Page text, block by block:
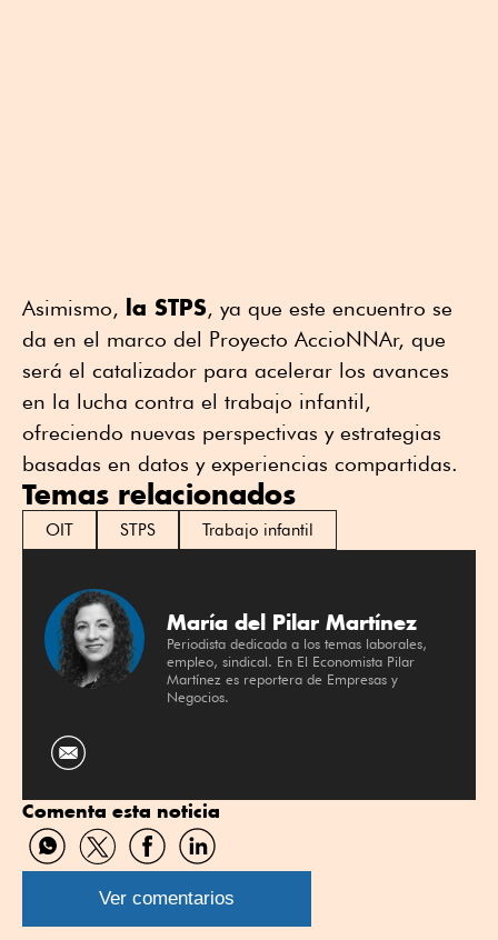
Asimismo, la STPS, ya que este encuentro se
da en el marco del Proyecto AccioNNAr, que
será el catalizador para acelerar los avances
en la lucha contra el trabajo infantil,
ofreciendo nuevas perspectivas y estrategias
basadas en datos y experiencias compartidas.
Temas relacionados
OIT STPS Trabajo infantil
María del Pilar Martínez
Periodista dedicada a los temas laborales,
empleo, sindical. En El Economista Pilar
Martínez es reportera de Empresas y
Negocios.
Comenta esta noticia
Compartir
por
WhatsApp
Compartir
por
Twitter
Compartir
por
Facebook
Compartir
por
Linkedin
Ver comentarios